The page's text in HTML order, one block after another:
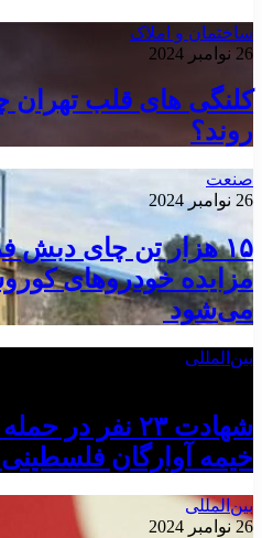
ساختمان و املاک
26 نوامبر 2024
کلنگی های قلب
روند؟
صنعت
26 نوامبر 2024
۱۵ هزار تن چای دبش
مزایده خودروهای
می‌شود
بین‌المللی
شهادت ۲۳ نفر
خیمه‌ آوارگان
بین‌المللی
26 نوامبر 2024